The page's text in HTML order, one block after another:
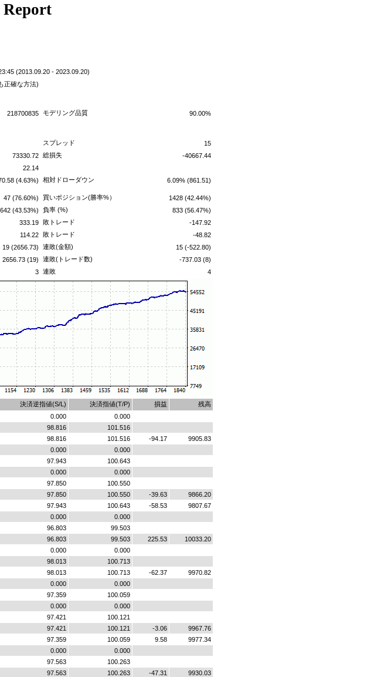
Report
(2013.09.20 - 2023.09.20)
正確な方法)
218700835 モデリング品質
90.00%
スプレッド
15
73330.72 総損失
-40667.44
22.14
(4.63%) 相対ドローダウン 6.09% (861.51)
47 (76.60%) 買いポジション(勝率%）
1428 (42.44%)
642 (43.53%) 負率 (%)
833 (56.47%)
333.19 敗トレード
-147.92
114.22 敗トレード
-48.82
19 (2656.73) 連敗(金額)
15 (-522.80)
2656.73 (19) 連敗(トレード数)
-737.03 (8)
3 連敗 4
決済逆指値(S/L) 決済指値(T/P) 損益
残高
0.000
0.000
98.816
101.516
98.816 101.516 -94.17
9905.83
0.000
0.000
97.943
100.643
0.000
0.000
97.850
100.550
97.850 100.550 -39.63
9866.20
97.943 100.643 -58.53
9807.67
0.000
0.000
96.803
99.503
96.803 99.503 225.53
10033.20
0.000
0.000
98.013
100.713
98.013 100.713 -62.37
9970.82
0.000
0.000
97.359
100.059
0.000
0.000
97.421
100.121
97.421 100.121 -3.06
9967.76
97.359 100.059 9.58
9977.34
0.000
0.000
97.563
100.263
97.563 100.263 -47.31
9930.03